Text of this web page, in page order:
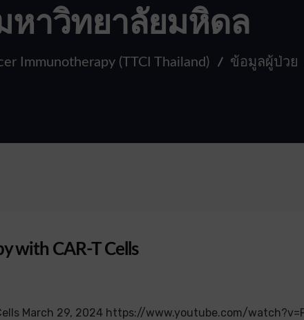
หาวิทยาลัยมหิดล
Immunotherapy (TTCI Thailand) ข้อมูลผู้ป่วย
with CAR-T Cells
March 29, 2024 https://www.youtube.com/